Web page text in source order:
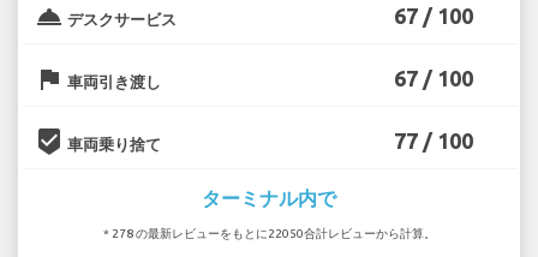
room_service デスクサービス 67 / 100
flag 車両引き渡し 67 / 100
beenhere 車両乗り捨て 77 / 100
ターミナル内で
* 278 の最新レビューをもとに22050合計レビューから計算。